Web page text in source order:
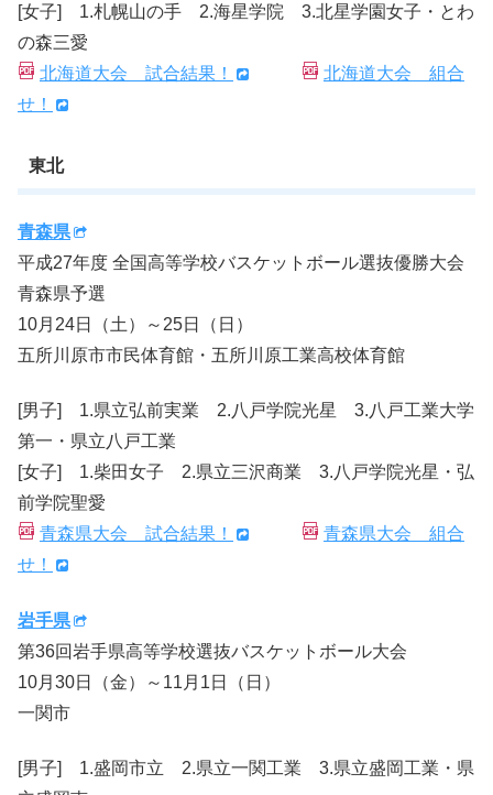
[女子] 1.札幌山の手 2.海星学院 3.北星学園女子・とわ
の森三愛
北海道大会 試合結果！
北海道大会 組合
せ！
東北
青森県
平成27年度 全国高等学校バスケットボール選抜優勝大会
青森県予選
10月24日（土）～25日（日）
五所川原市市民体育館・五所川原工業高校体育館
[男子] 1.県立弘前実業 2.八戸学院光星 3.八戸工業大学
第一・県立八戸工業
[女子] 1.柴田女子 2.県立三沢商業 3.八戸学院光星・弘
前学院聖愛
青森県大会 試合結果！
青森県大会 組合
せ！
岩手県
第36回岩手県高等学校選抜バスケットボール大会
10月30日（金）～11月1日（日）
一関市
[男子] 1.盛岡市立 2.県立一関工業 3.県立盛岡工業・県